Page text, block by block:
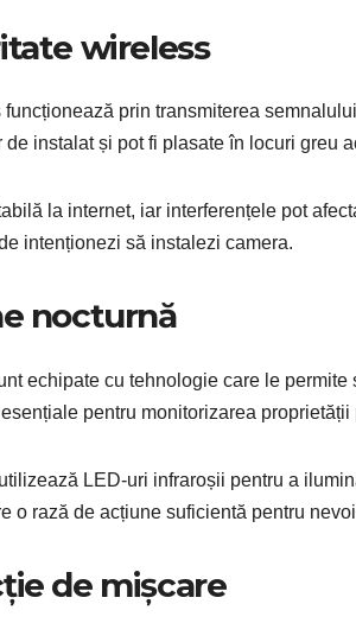
wireless
prin transmiterea
instalat și pot fi plasate în locuri greu
la internet, iar interferențele pot
intenționezi să instalezi camera.
nocturnă
echipate cu tehnologie care le
pentru monitorizarea
LED-uri infraroșii pentru a
o rază de acțiune suficientă pentru
de mișcare